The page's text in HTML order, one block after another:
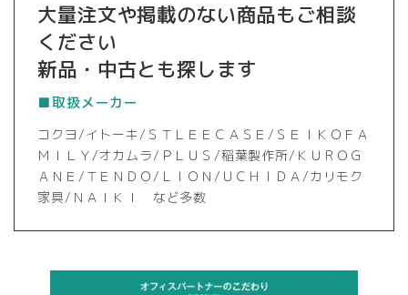
大量注文や掲載のない商品もご相談
ください
新品・中古とも探します
■取扱メーカー
コクヨ/イトーキ/ＳＴＬＥＥＣＡＳＥ/ＳＥＩＫＯＦＡ
ＭＩＬＹ/オカムラ/ＰＬＵＳ/稲葉製作所/ＫＵＲＯＧ
ＡＮＥ/ＴＥＮＤＯ/ＬＩＯＮ/ＵＣＨＩＤＡ/カリモク
家具/ＮＡＩＫＩ など多数